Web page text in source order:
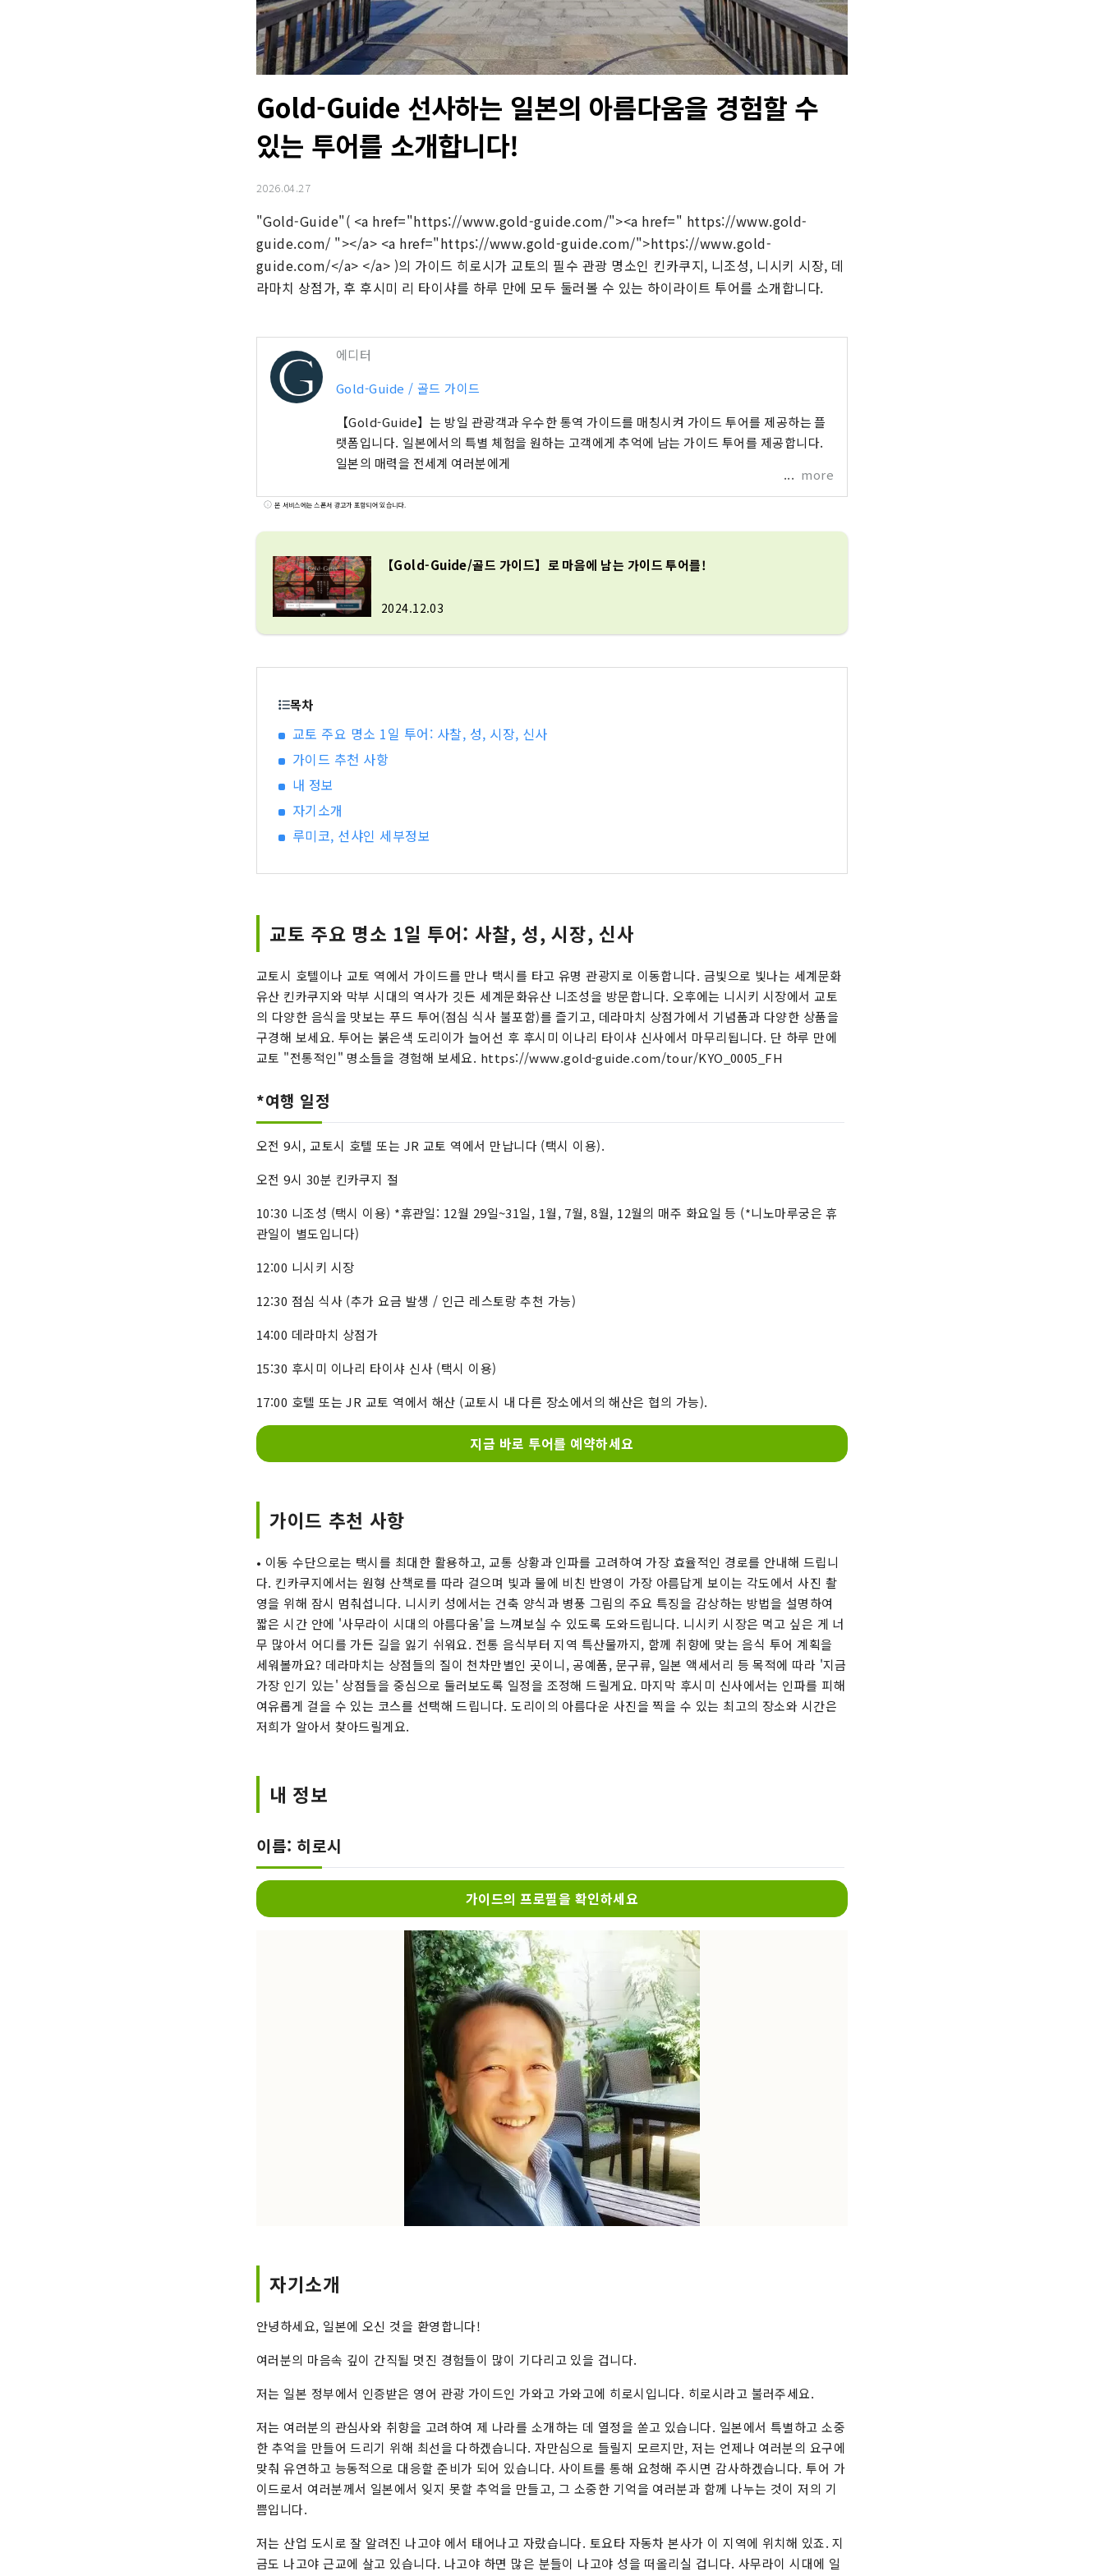
Gold-Guide 선사하는 일본의 아름다움을 경험할 수
있는 투어를 소개합니다!
2026.04.27
"Gold-Guide"( <a href="https://www.gold-guide.com/"><a href=" https://www.gold-
guide.com/ "></a> <a href="https://www.gold-guide.com/">https://www.gold-
guide.com/</a> </a> )의 가이드 히로시가 교토의 필수 관광 명소인 킨카쿠지, 니조성, 니시키 시장, 데
라마치 상점가, 후 후시미 리 타이샤를 하루 만에 모두 둘러볼 수 있는 하이라이트 투어를 소개합니다.
에디터
Gold-Guide / 골드 가이드
【Gold-Guide】는 방일 관광객과 우수한 통역 가이드를 매칭시켜 가이드 투어를 제공하는 플
랫폼입니다. 일본에서의 특별 체험을 원하는 고객에게 추억에 남는 가이드 투어를 제공합니다.
일본의 매력을 전세계 여러분에게
more
본 서비스에는 스폰서 광고가 포함되어 있습니다.
【Gold-Guide/골드 가이드】로 마음에 남는 가이드 투어를!
2024.12.03
목차
교토 주요 명소 1일 투어: 사찰, 성, 시장, 신사
가이드 추천 사항
내 정보
자기소개
루미코, 선샤인 세부정보
교토 주요 명소 1일 투어: 사찰, 성, 시장, 신사
교토시 호텔이나 교토 역에서 가이드를 만나 택시를 타고 유명 관광지로 이동합니다. 금빛으로 빛나는 세계문화
유산 킨카쿠지와 막부 시대의 역사가 깃든 세계문화유산 니조성을 방문합니다. 오후에는 니시키 시장에서 교토
의 다양한 음식을 맛보는 푸드 투어(점심 식사 불포함)를 즐기고, 데라마치 상점가에서 기념품과 다양한 상품을
구경해 보세요. 투어는 붉은색 도리이가 늘어선 후 후시미 이나리 타이샤 신사에서 마무리됩니다. 단 하루 만에
교토 "전통적인" 명소들을 경험해 보세요. https://www.gold-guide.com/tour/KYO_0005_FH
*여행 일정
오전 9시, 교토시 호텔 또는 JR 교토 역에서 만납니다 (택시 이용).
오전 9시 30분 킨카쿠지 절
10:30 니조성 (택시 이용) *휴관일: 12월 29일~31일, 1월, 7월, 8월, 12월의 매주 화요일 등 (*니노마루궁은 휴
관일이 별도입니다)
12:00 니시키 시장
12:30 점심 식사 (추가 요금 발생 / 인근 레스토랑 추천 가능)
14:00 데라마치 상점가
15:30 후시미 이나리 타이샤 신사 (택시 이용)
17:00 호텔 또는 JR 교토 역에서 해산 (교토시 내 다른 장소에서의 해산은 협의 가능).
지금 바로 투어를 예약하세요
가이드 추천 사항
• 이동 수단으로는 택시를 최대한 활용하고, 교통 상황과 인파를 고려하여 가장 효율적인 경로를 안내해 드립니
다. 킨카쿠지에서는 원형 산책로를 따라 걸으며 빛과 물에 비친 반영이 가장 아름답게 보이는 각도에서 사진 촬
영을 위해 잠시 멈춰섭니다. 니시키 성에서는 건축 양식과 병풍 그림의 주요 특징을 감상하는 방법을 설명하여
짧은 시간 안에 '사무라이 시대의 아름다움'을 느껴보실 수 있도록 도와드립니다. 니시키 시장은 먹고 싶은 게 너
무 많아서 어디를 가든 길을 잃기 쉬워요. 전통 음식부터 지역 특산물까지, 함께 취향에 맞는 음식 투어 계획을
세워볼까요? 데라마치는 상점들의 질이 천차만별인 곳이니, 공예품, 문구류, 일본 액세서리 등 목적에 따라 '지금
가장 인기 있는' 상점들을 중심으로 둘러보도록 일정을 조정해 드릴게요. 마지막 후시미 신사에서는 인파를 피해
여유롭게 걸을 수 있는 코스를 선택해 드립니다. 도리이의 아름다운 사진을 찍을 수 있는 최고의 장소와 시간은
저희가 알아서 찾아드릴게요.
내 정보
이름: 히로시
가이드의 프로필을 확인하세요
자기소개
안녕하세요, 일본에 오신 것을 환영합니다!
여러분의 마음속 깊이 간직될 멋진 경험들이 많이 기다리고 있을 겁니다.
저는 일본 정부에서 인증받은 영어 관광 가이드인 가와고 가와고에 히로시입니다. 히로시라고 불러주세요.
저는 여러분의 관심사와 취향을 고려하여 제 나라를 소개하는 데 열정을 쏟고 있습니다. 일본에서 특별하고 소중
한 추억을 만들어 드리기 위해 최선을 다하겠습니다. 자만심으로 들릴지 모르지만, 저는 언제나 여러분의 요구에
맞춰 유연하고 능동적으로 대응할 준비가 되어 있습니다. 사이트를 통해 요청해 주시면 감사하겠습니다. 투어 가
이드로서 여러분께서 일본에서 잊지 못할 추억을 만들고, 그 소중한 기억을 여러분과 함께 나누는 것이 저의 기
쁨입니다.
저는 산업 도시로 잘 알려진 나고야 에서 태어나고 자랐습니다. 토요타 자동차 본사가 이 지역에 위치해 있죠. 지
금도 나고야 근교에 살고 있습니다. 나고야 하면 많은 분들이 나고야 성을 떠올리실 겁니다. 사무라이 시대에 일